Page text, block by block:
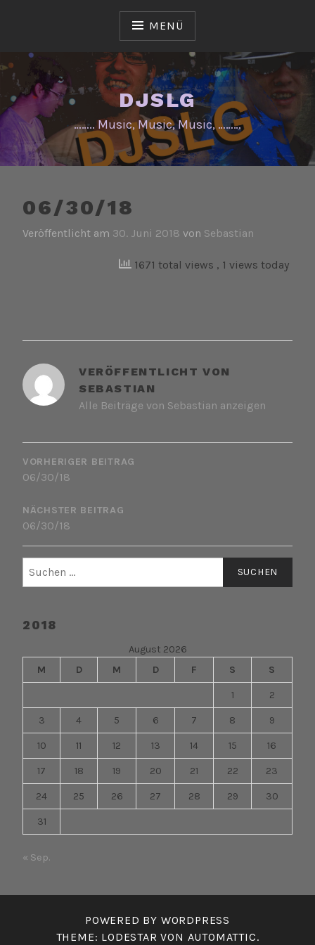
MENÜ
DJSLG
…….. Music, Music, Music, ………
06/30/18
Veröffentlicht am 30. Juni 2018 von Sebastian
1671 total views , 1 views today
VERÖFFENTLICHT VON
SEBASTIAN
Alle Beiträge von Sebastian anzeigen
BEITRAGSNAVIGATION
VORHERIGER BEITRAG
06/30/18
NÄCHSTER BEITRAG
06/30/18
nach:
2018
August 2026
M
D M D F S S
1 2
3 4 5 6 7 8 9
10 11 12 13 14 15 16
17 18 19 20 21 22 23
24 25 26 27 28 29 30
31
« Sep.
POWERED BY WORDPRESS
THEME: LODESTAR VON AUTOMATTIC.